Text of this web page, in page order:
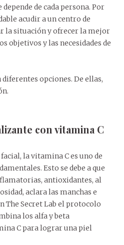
depende de cada persona. Por
acudir a un centro de
la situación y ofrecer la mejor
objetivos y las necesidades de
diferentes opciones. De ellas,
con vitamina C
la vitamina C es uno de
Esto se debe a que
antioxidantes, al
aclara las manchas e
The Secret Lab el protocolo
los alfa y beta
C para lograr una piel